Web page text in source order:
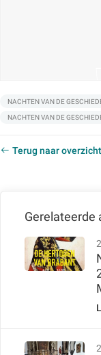
Labels:
NACHTEN VAN DE
NACHTEN VAN DE
Terug naar overzicht
Gerelateerde